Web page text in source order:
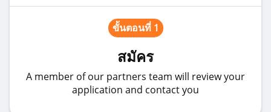
ขั้นตอนที่ 1
สมัคร
A member of our partners team will review your
application and contact you